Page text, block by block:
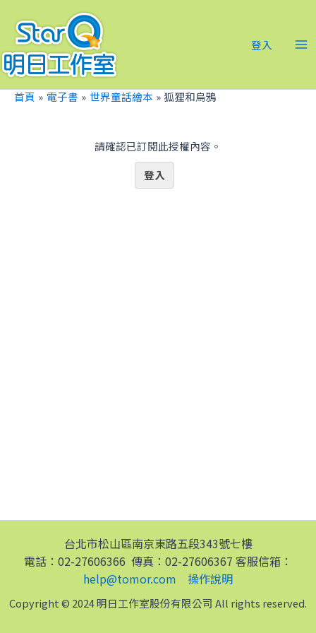
要
內
容
登入
首頁 電子書 世界童話繪本 狐狸和烏鴉
請確認已訂閱此授權內容。
登入
台北市松山區南京東路五段343號七樓
電話：02-27606366 傳真：02-27606367 客服信箱：
help@tomor.com
操作說明
Copyright © 2024 明日工作室股份有限公司 All rights reserved.